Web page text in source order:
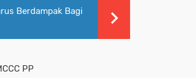
Berdampak Bagi
PP